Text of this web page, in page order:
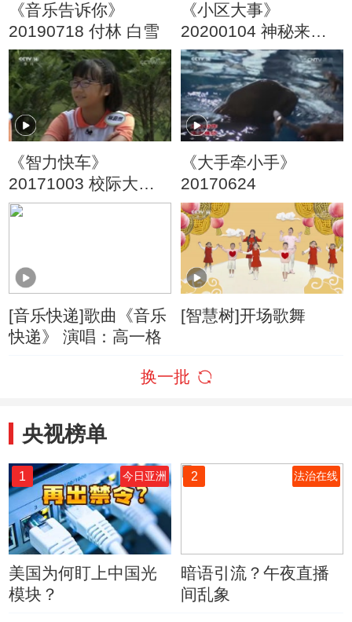
《音乐告诉你》
20190718 付林 白雪
《小区大事》
20200104 神秘来电
与恼人的噪音
《智力快车》
20171003 校际大比
拼
《大手牵小手》
20170624
[音乐快递]歌曲《音乐
快递》 演唱：高一格
[智慧树]开场歌舞
换一批
央视榜单
1 今日亚洲
美国为何盯上中国光
模块？
2 法治在线
暗语引流？午夜直播
间乱象